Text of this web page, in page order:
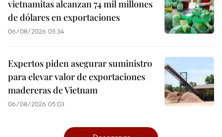
vietnamitas alcanzan 74 mil millones
de dólares en exportaciones
06/08/2026 05:34
Expertos piden asegurar suministro
para elevar valor de exportaciones
madereras de Vietnam
06/08/2026 05:03